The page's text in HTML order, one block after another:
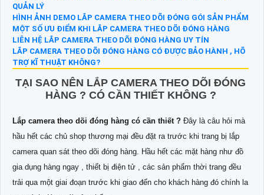
QUẢN LÝ
HÌNH ẢNH DEMO LẮP CAMERA THEO DÕI ĐÓNG GÓI SẢN PHẨM
MỘT SỐ ƯU ĐIỂM KHI LẮP CAMERA THEO DÕI ĐÓNG HÀNG
LIÊN HỆ LẮP CAMERA THEO DÕI ĐÓNG HÀNG UY TÍN
LẮP CAMERA THEO DÕI ĐÓNG HÀNG CÓ ĐƯỢC BẢO HÀNH , HÕ
TRỢ KĨ THUẬT KHÔNG?
TẠI SAO NÊN LẮP CAMERA THEO DÕI ĐÓNG
HÀNG ? CÓ CẦN THIẾT KHÔNG ?
Lắp camera theo dõi đóng hàng có cần thiết ? Đây là câu hỏi mà
hầu hết các chủ shop thương mại đều đặt ra trước khi trang bị lắp
camera quan sát theo dõi đóng hàng. Hầu hết các mặt hàng như đồ
gia dụng hàng ngay , thiết bị điện tử , các sản phẩm thời trang đều
trải qua một giai đoạn trước khi giao đến cho khách hàng đó chính la